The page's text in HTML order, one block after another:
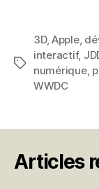
Étiquettes
3D, Apple,
interactif,
numérique,
WWDC
Articles